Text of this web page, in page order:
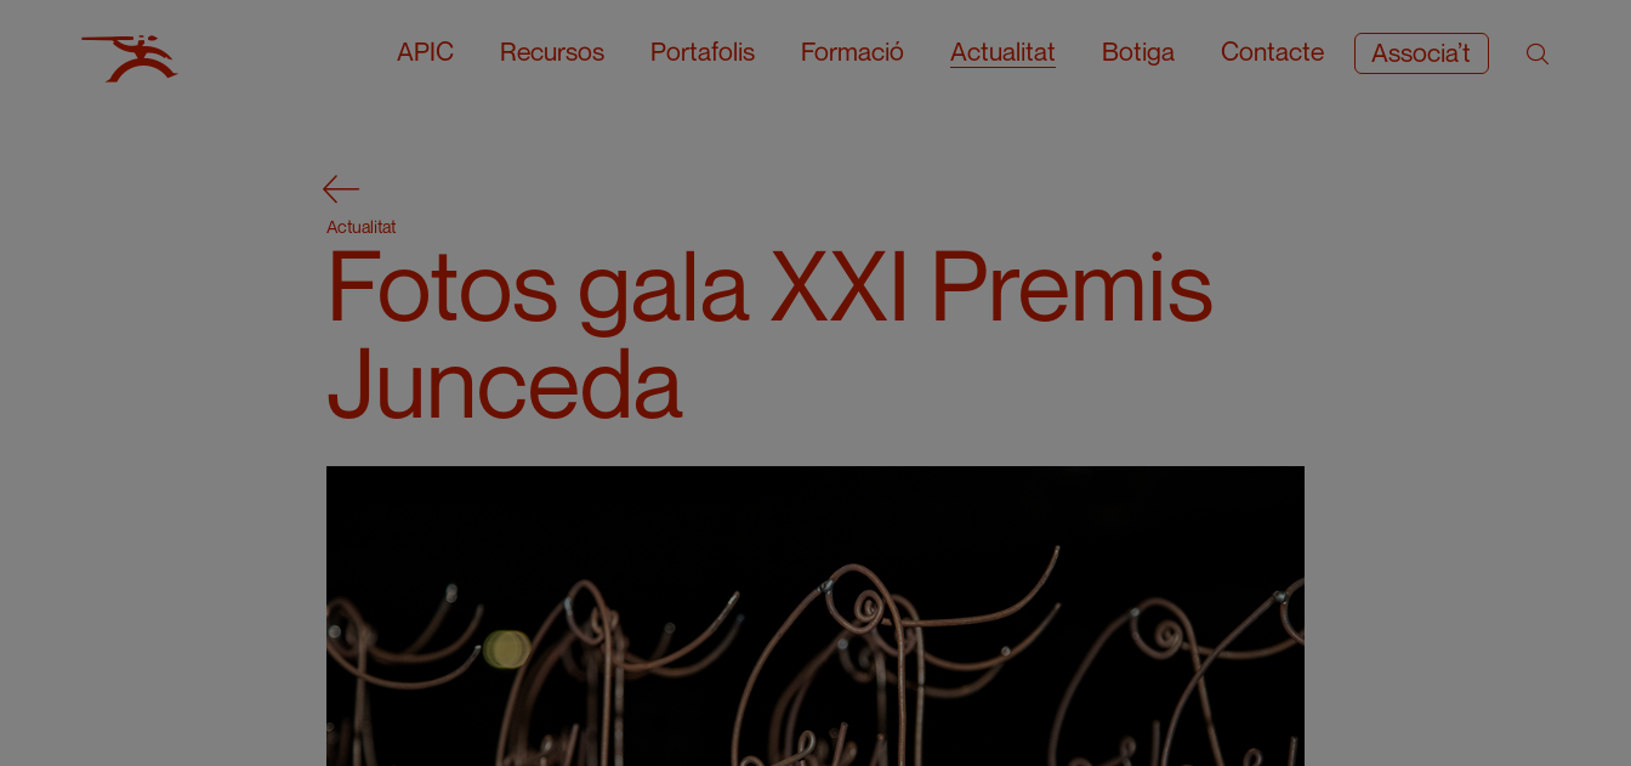
APIC Recursos Portafolis Formació Actualitat Botiga Contacte Associa’t
Actualitat
Fotos gala XXI Premis
Junceda